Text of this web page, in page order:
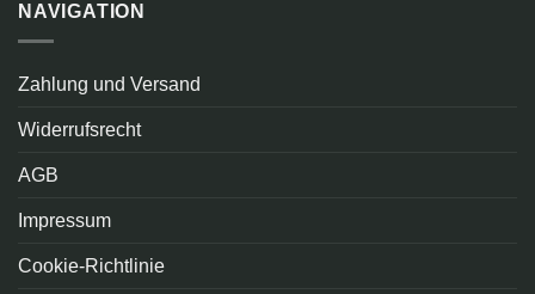
NAVIGATION
Zahlung und Versand
Widerrufsrecht
AGB
Impressum
Cookie-Richtlinie